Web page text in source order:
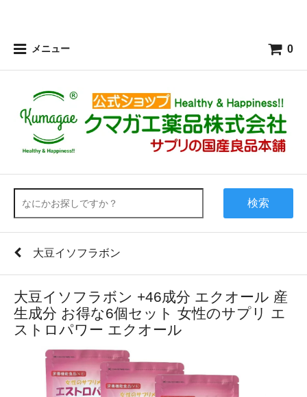
メニュー 0
検索
大豆イソフラボン
大豆イソフラボン +46成分 エクオール 産
生成分 お得な6個セット 女性のサプリ エ
ストロパワー エクオール